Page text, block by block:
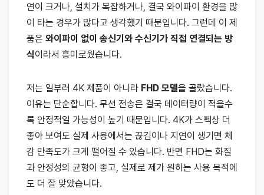
연이 크거나, 설치가 복잡하거나, 결국 와이파이 환경을 많
이 타는 경우가 많다고 생각했기 때문입니다. 그런데 이 제
품은 와이파이 없이 송신기와 수신기가 직접 연결되는 방
식이라서 흥미로웠습니다.
저는 일부러 4K 제품이 아니라 FHD 모델을 골랐습니다.
이유는 단순합니다. 무선 전송은 결국 데이터량이 적을수
록 안정적일 가능성이 높기 때문입니다. 4K가 스펙상 더
좋아 보여도 실제 사용에서는 끊김이나 지연이 생기면 체
감 만족도가 크게 떨어질 수 있습니다. 반면 FHD는 화질
과 안정성의 균형이 좋고, 실제로 제가 원하는 사용 목적에
도 더 잘 맞았습니다.